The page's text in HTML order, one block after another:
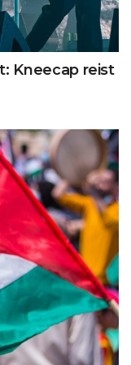
Kneecap reist